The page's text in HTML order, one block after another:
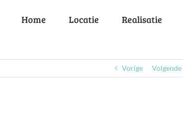
Home Locatie Realisatie
Vorige Volgende